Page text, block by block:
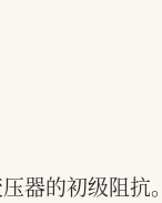
的初级阻抗。